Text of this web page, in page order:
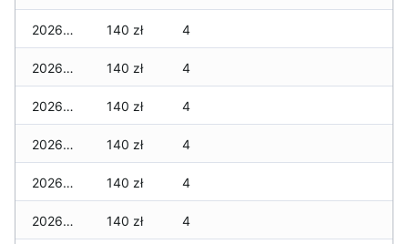
2026-04-17 140 zł 4
2026-04-16 140 zł 4
2026-04-15 140 zł 4
2026-04-14 140 zł 4
2026-04-13 140 zł 4
2026-04-12 140 zł 4